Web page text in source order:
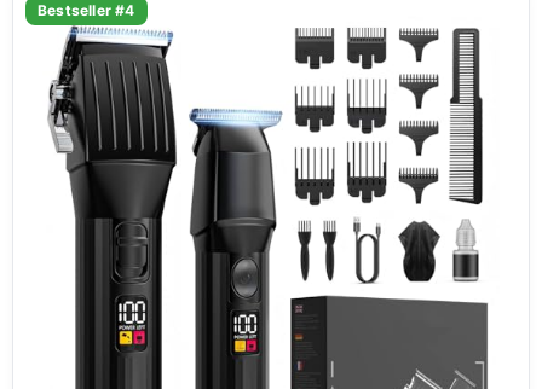
Bestseller #4